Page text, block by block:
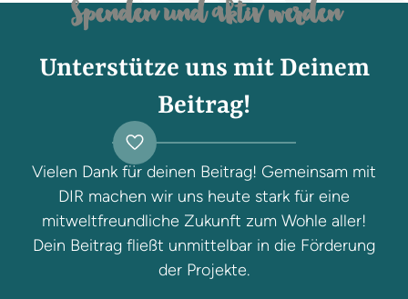
Spenden und aktiv werden
Unterstütze uns mit Deinem
Beitrag!
Vielen Dank für deinen Beitrag! Gemeinsam mit
DIR machen wir uns heute stark für eine
mitweltfreundliche Zukunft zum Wohle aller!
Dein Beitrag fließt unmittelbar in die Förderung
der Projekte.